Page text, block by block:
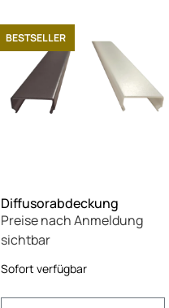
BESTSELLER
Diffusorabdeckung
Preise nach Anmeldung
sichtbar
Sofort verfügbar